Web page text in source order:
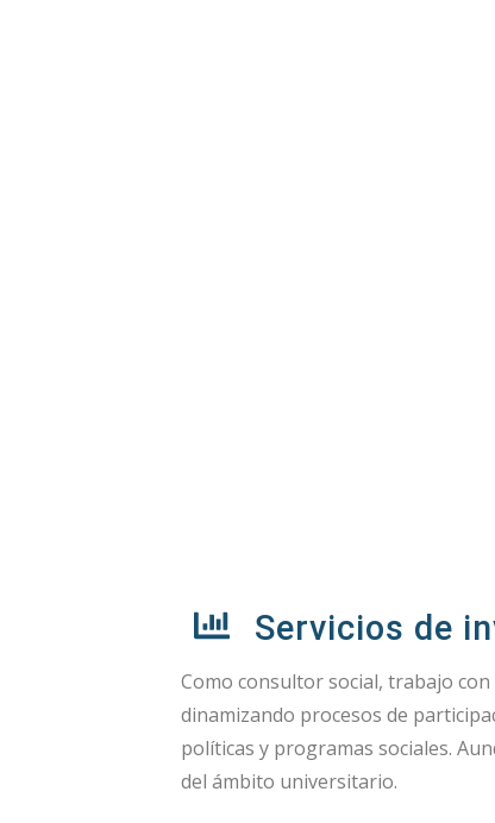
Servicios de
Como consultor social, trabajo
dinamizando procesos de
políticas y programas sociales.
del ámbito universitario.